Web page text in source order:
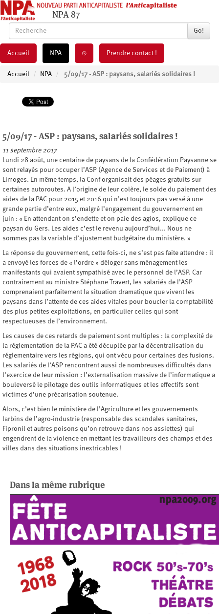
NPA 87
Go!
Accueil NPA ⎋ Prendre contact !
Accueil NPA 5/09/17 - ASP : paysans, salariés solidaires !
5/09/17 - ASP : paysans, salariés solidaires !
11 septembre 2017
Lundi 28 août, une centaine de paysans de la Confédération Paysanne se
sont relayés pour occuper l’ASP (Agence de Services et de Paiement) à
Limoges. En même temps, la Conf organisait des péages gratuits sur
certaines autoroutes. A l’origine de leur colère, le solde du paiement des
aides de la PAC pour 2015 et 2016 qui n’est toujours pas versé à une
grande partie d’entre eux, malgré l’engagement du gouvernement en
juin : « En attendant on s’endette et on paie des agios, explique ce
paysan du Gers. Les aides c’est le revenu aujourd’hui... Nous ne
sommes pas la variable d’ajustement budgétaire du ministère. »
La réponse du gouvernement, cette fois-ci, ne s’est pas faite attendre : il
a envoyé les forces de « l’ordre » déloger sans ménagement les
manifestants qui avaient sympathisé avec le personnel de l’ASP. Car
contrairement au ministre Stéphane Travert, les salariés de l’ASP
comprenaient parfaitement la situation dramatique que vivent les
paysans dans l’attente de ces aides vitales pour boucler la comptabilité
des plus petites exploitations, en particulier celles qui sont
respectueuses de l’environnement.
Les causes de ces retards de paiement sont multiples : la complexité de
la réglementation de la PAC a été décuplée par la décentralisation du
réglementaire vers les régions, qui ont vécu pour certaines des fusions.
Les salariés de l’ASP rencontrent aussi de nombreuses difficultés dans
l’exercice de leur mission : l’externalisation massive de l’informatique a
bouleversé le pilotage des outils informatiques et les effectifs sont
victimes d’une précarisation soutenue.
Alors, c’est bien le ministère de l’Agriculture et les gouvernements
larbins de l’agro-industrie (responsable des scandales sanitaires,
Fipronil et autres poisons qu’on retrouve dans nos assiettes) qui
engendrent de la violence en mettant les travailleurs des champs et des
villes dans des situations inextricables !
Dans la même rubrique